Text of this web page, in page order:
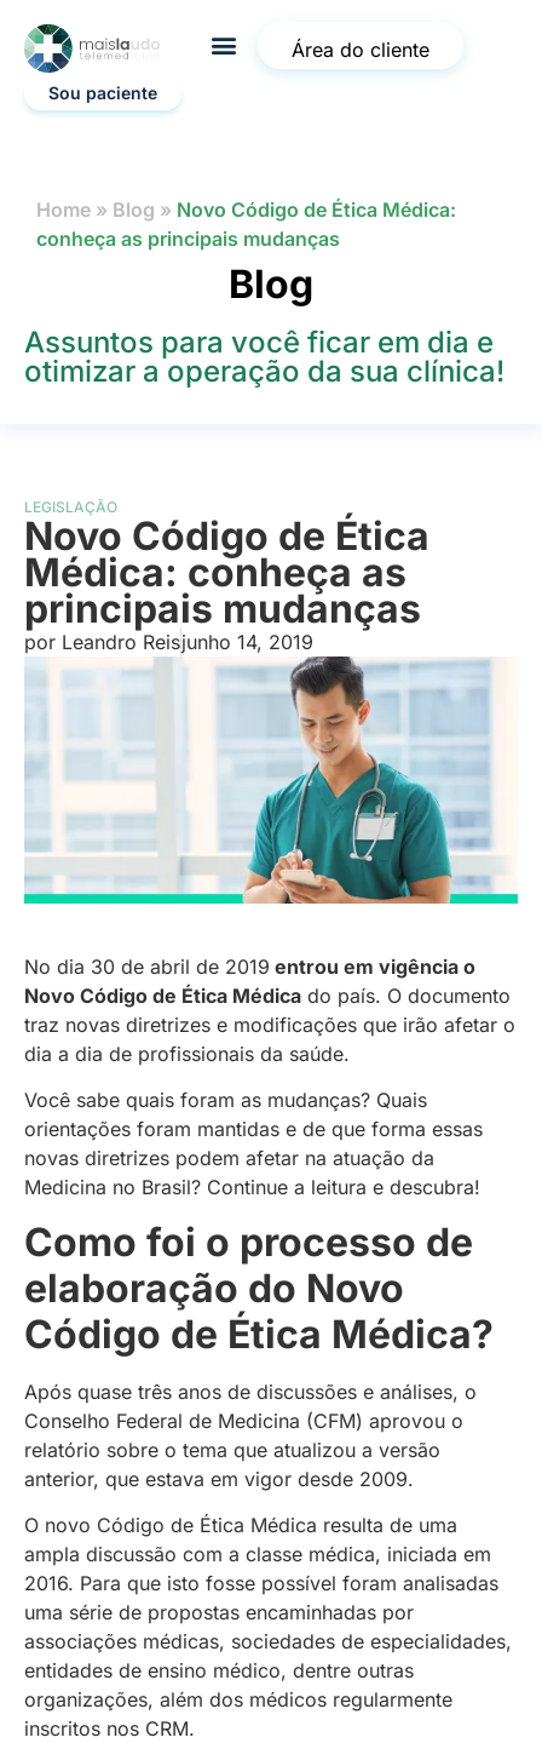
Área do cliente
Sou paciente
Home » Blog » Novo Código de Ética Médica:
conheça as principais mudanças
Blog
Assuntos para você ficar em dia e
otimizar a operação da sua clínica!
LEGISLAÇÃO
Novo Código de Ética
Médica: conheça as
principais mudanças
por Leandro Reisjunho 14, 2019
No dia 30 de abril de 2019 entrou em vigência o
Novo Código de Ética Médica do país. O documento
traz novas diretrizes e modificações que irão afetar o
dia a dia de profissionais da saúde.
Você sabe quais foram as mudanças? Quais
orientações foram mantidas e de que forma essas
novas diretrizes podem afetar na atuação da
Medicina no Brasil? Continue a leitura e descubra!
Como foi o processo de
elaboração do Novo
Código de Ética Médica?
Após quase três anos de discussões e análises, o
Conselho Federal de Medicina (CFM) aprovou o
relatório sobre o tema que atualizou a versão
anterior, que estava em vigor desde 2009.
O novo Código de Ética Médica resulta de uma
ampla discussão com a classe médica, iniciada em
2016. Para que isto fosse possível foram analisadas
uma série de propostas encaminhadas por
associações médicas, sociedades de especialidades,
entidades de ensino médico, dentre outras
organizações, além dos médicos regularmente
inscritos nos CRM.